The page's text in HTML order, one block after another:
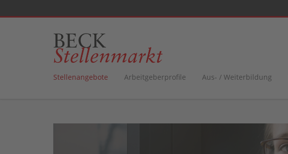
Stellenangebote Arbeitgeberprofile Aus- / Weiterbildung